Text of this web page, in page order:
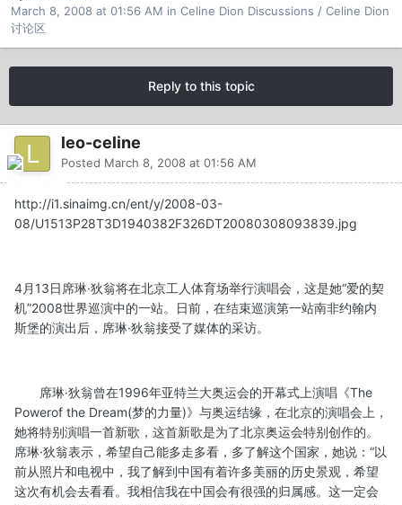
March 8, 2008 at 01:56 AM in Celine Dion Discussions / Celine Dion
讨论区
Reply to this topic
leo-celine
Posted March 8, 2008 at 01:56 AM
http://i1.sinaimg.cn/ent/y/2008-03-
08/U1513P28T3D1940382F326DT20080308093839.jpg
4月13日席琳·狄翁将在北京工人体育场举行演唱会，这是她“爱的契
机”2008世界巡演中的一站。日前，在结束巡演第一站南非约翰内
斯堡的演出后，席琳·狄翁接受了媒体的采访。
席琳·狄翁曾在1996年亚特兰大奥运会的开幕式上演唱《The
Powerof the Dream(梦的力量)》与奥运结缘，在北京的演唱会上，
她将特别演唱一首新歌，这首新歌是为了北京奥运会特别创作的。
席琳·狄翁表示，希望自己能多走多看，多了解这个国家，她说：“以
前从照片和电视中，我了解到中国有着许多美丽的历史景观，希望
这次有机会去看看。我相信我在中国会有很强的归属感。这一定会